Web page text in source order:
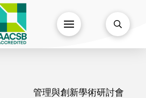
管理與創新學術研討會